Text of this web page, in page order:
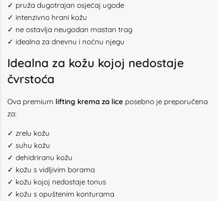
✓ pruža dugotrajan osjećaj ugode
✓ intenzivno hrani kožu
✓ ne ostavlja neugodan mastan trag
✓ idealna za dnevnu i noćnu njegu
Idealna za kožu kojoj nedostaje
čvrstoća
Ova premium lifting krema za lice posebno je preporučena
za:
✓ zrelu kožu
✓ suhu kožu
✓ dehidriranu kožu
✓ kožu s vidljivim borama
✓ kožu kojoj nedostaje tonus
✓ kožu s opuštenim konturama